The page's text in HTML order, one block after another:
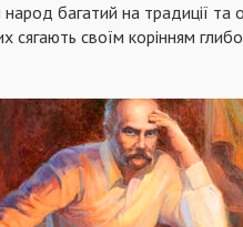
народ багатий на традиції та
сягають своїм корінням